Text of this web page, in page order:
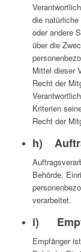
die
oder andere
über die
Mittel dieser
Recht der
Kriterien
Recht der
h)
Behörde,
verarbeitet.
i)
Empfänger